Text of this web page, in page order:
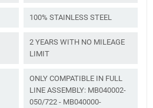
100% STAINLESS STEEL
2 YEARS WITH NO MILEAGE
LIMIT
ONLY COMPATIBLE IN FULL
LINE ASSEMBLY: MB040002-
050/722 - MB040000-